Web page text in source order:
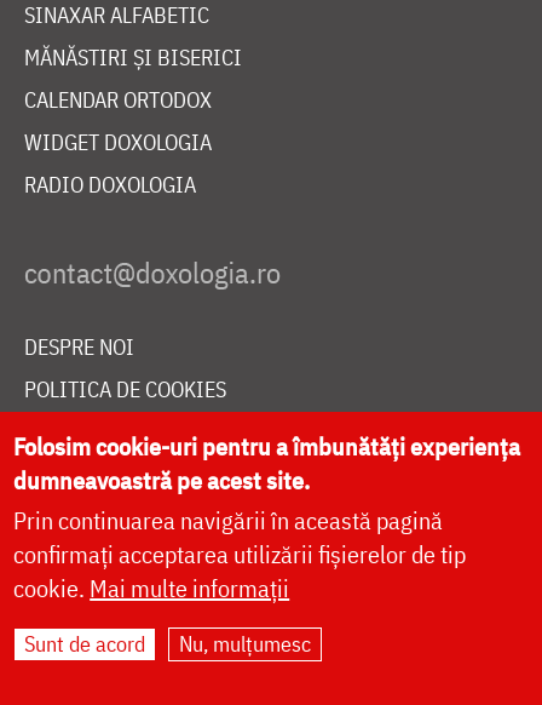
SINAXAR ALFABETIC
MĂNĂSTIRI ȘI BISERICI
CALENDAR ORTODOX
WIDGET DOXOLOGIA
RADIO DOXOLOGIA
DESPRE NOI
POLITICA DE COOKIES
DONEAZĂ ONLINE PENTRU CATEDRALA NAȚIONALĂ
LIVE
Site dezvoltat deDOXOLOGIA MEDIA
Arhiepiscopia Iașilor | ©
Folosim cookie-uri pentru a îmbunătăți experiența
dumneavoastră pe acest site.
Prin continuarea navigării în această pagină
confirmați acceptarea utilizării fișierelor de tip
cookie. Mai multe informații
Sunt de acord Nu, mulțumesc